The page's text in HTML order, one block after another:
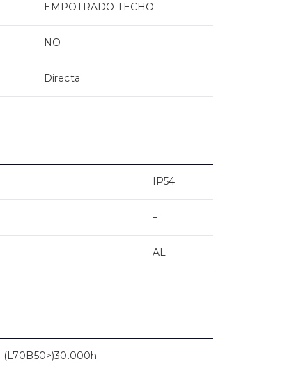
EMPOTRADO TECHO
NO
Directa
IP54
–
AL
(L70B50>)30.000h